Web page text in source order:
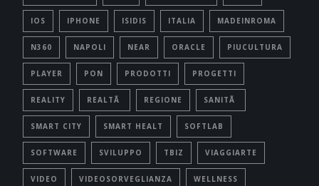
IOS IPHONE ISIDIS ITALIA MADEINROMA
N360 NAPOLI NEAR ORACLE PIUCULTURA
PLAYER PON PRODOTTI PROGETTI
REALITY REALTÃ REGIONE SANITÃ
SMART CITY SMART HEALT SOFTLAB
SOFTWARE SVILUPPO TBIZ VIAGGIARTE
VIDEO VIDEOSORVEGLIANZA WELLNESS